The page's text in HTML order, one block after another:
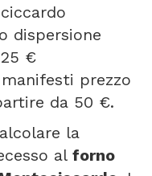
dispersione
€
prezzo
da 50 €.
la
al forno